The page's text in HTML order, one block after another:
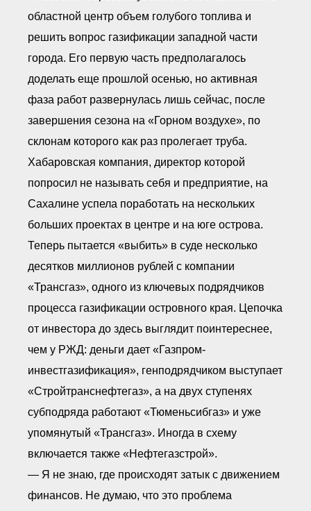
областной центр объем голубого топлива и
решить вопрос газификации западной части
города. Его первую часть предполагалось
доделать еще прошлой осенью, но активная
фаза работ развернулась лишь сейчас, после
завершения сезона на «Горном воздухе», по
склонам которого как раз пролегает труба.
Хабаровская компания, директор которой
попросил не называть себя и предприятие, на
Сахалине успела поработать на нескольких
больших проектах в центре и на юге острова.
Теперь пытается «выбить» в суде несколько
десятков миллионов рублей с компании
«Трансгаз», одного из ключевых подрядчиков
процесса газификации островного края. Цепочка
от инвестора до здесь выглядит поинтереснее,
чем у РЖД: деньги дает «Газпром-
инвестгазификация», генподрядчиком выступает
«Стройтранснефтегаз», а на двух ступенях
субподряда работают «Тюменьсибгаз» и уже
упомянутый «Трансгаз». Иногда в схему
включается также «Нефтегазстрой».
— Я не знаю, где происходят затык с движением
финансов. Не думаю, что это проблема